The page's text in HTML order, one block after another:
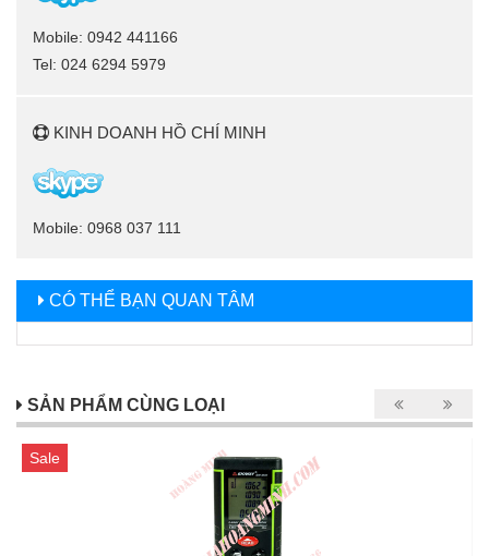
Mobile: 0942 441166
Tel: 024 6294 5979
KINH DOANH HỒ CHÍ MINH
Mobile: 0968 037 111
CÓ THỂ BẠN QUAN TÂM
SẢN PHẨM CÙNG LOẠI
Sale